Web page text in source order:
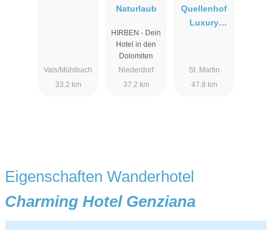
Vals/Mühlbach
33.2 km
Naturlaub
HIRBEN - Dein
Hotel in den
Dolomiten
Niederdorf
37.2 km
Quellenhof
Luxury
St. Martin
47.8 km
Eigenschaften Wanderhotel
Charming Hotel Genziana